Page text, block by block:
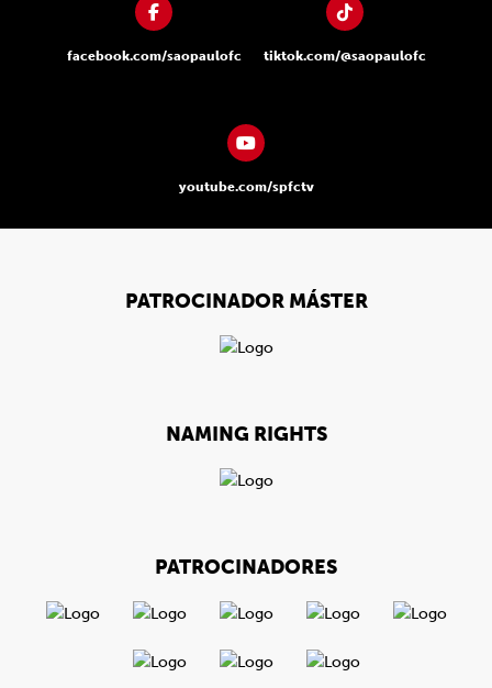
facebook.com/saopaulofc tiktok.com/@saopaulofc
youtube.com/spfctv
PATROCINADOR MÁSTER
NAMING RIGHTS
PATROCINADORES